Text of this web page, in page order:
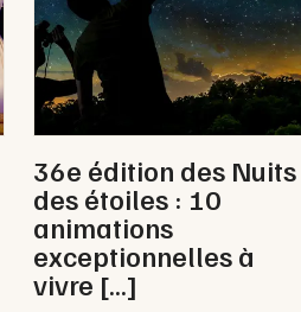
Atlantique
départements
Je m'abonne
36e édition des Nuits
des étoiles : 10
animations
exceptionnelles à
vivre […]